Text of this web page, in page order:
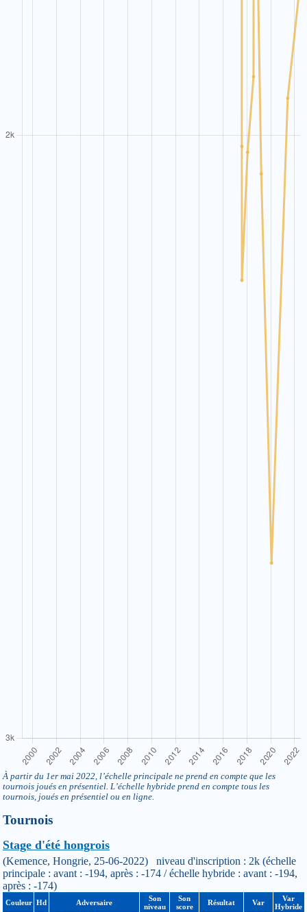
À partir du 1er mai 2022, l’échelle principale ne prend en compte que les
tournois joués en présentiel. L’échelle hybride prend en compte tous les
tournois, joués en présentiel ou en ligne.
Tournois
Stage d'été hongrois
(Kemence, Hongrie, 25-06-2022) niveau d'inscription : 2k (échelle
principale : avant : -194, après : -174 / échelle hybride : avant : -194,
après : -174)
Couleur Hd Adversaire
Son
niveau
Son
score
Résultat Var
Var
Hybride